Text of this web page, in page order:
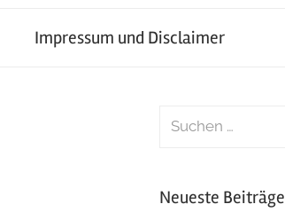
Impressum und Disclaimer
Suchen
Neueste Beiträge